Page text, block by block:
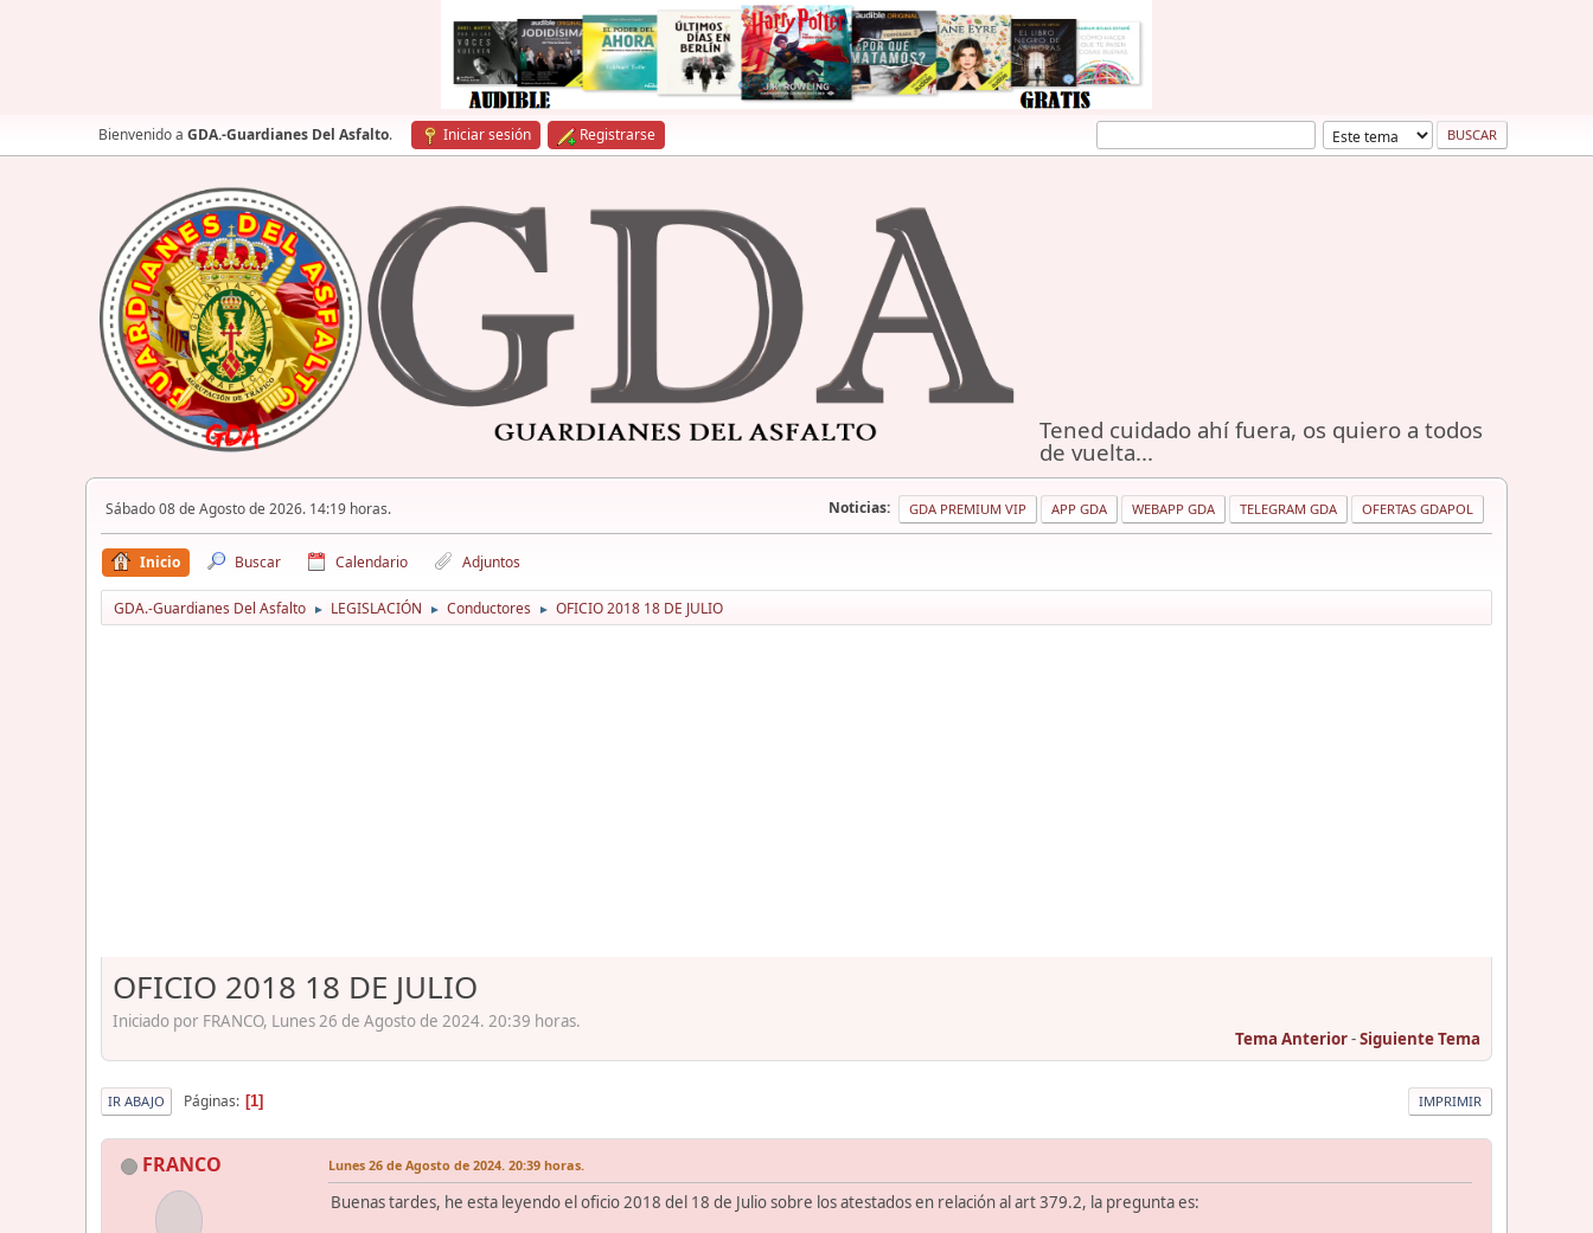
Bienvenido a GDA.-Guardianes Del Asfalto. Iniciar sesión Registrarse
Tened cuidado ahí fuera, os quiero a todos
de vuelta...
Sábado 08 de Agosto de 2026. 14:19 horas. Noticias: GDA PREMIUM VIP APP GDA WEBAPP GDA TELEGRAM GDA OFERTAS GDAPOL
Inicio Buscar Calendario Adjuntos
GDA.-Guardianes Del Asfalto ► LEGISLACIÓN ► Conductores ► OFICIO 2018 18 DE JULIO
OFICIO 2018 18 DE JULIO
Iniciado por FRANCO, Lunes 26 de Agosto de 2024. 20:39 horas.
Tema Anterior-Siguiente Tema
IMPRIMIR
IR ABAJO Páginas 1
FRANCO Lunes 26 de Agosto de 2024. 20:39 horas.
Buenas tardes, he esta leyendo el oficio 2018 del 18 de Julio sobre los atestados en relación al art 379.2, la pregunta es: